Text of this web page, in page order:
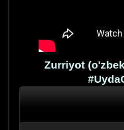
Zurriyot